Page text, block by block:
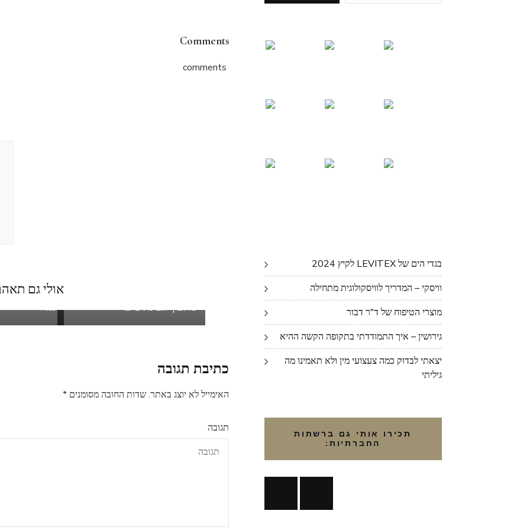
Comments
אולי גם
Wilz
מתכון לגבינת טופו
כתיבת תגובה
האימייל לא יוצג באתר. שדות החובה מסומנים*
תגובה
בגדי הים של LEVITEX לקיץ 2024
וויסקי – המדריך לוויסקולוגית מתחילה
מוצרי הטיפוח של ד"ר דבור
גירושין – איך התמודדתי בתקופה הקשה ההיא
יצאתי לבדוק כמה צעצועי מין ולא תאמינו מה
גיליתי
תכירו אותי גם ברשתות
החברתיות: